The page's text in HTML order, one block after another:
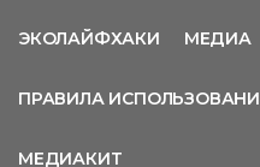
ЭКОЛАЙФХАКИ МЕДИА
ПРАВИЛА
МЕДИАКИТ